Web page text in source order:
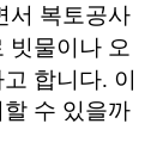
서 복토공사
빗물이나 오
합니다. 이
수 있을까